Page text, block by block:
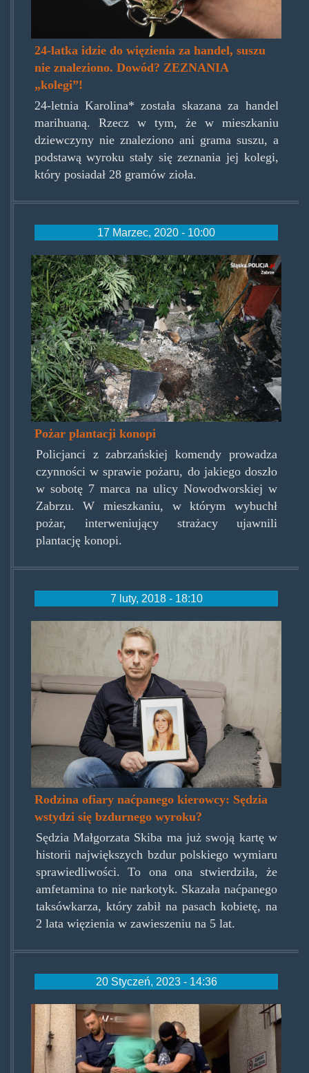
24-latka idzie do więzienia za handel, suszu
nie znaleziono. Dowód? ZEZNANIA
„kolegi”!
24-letnia Karolina* została skazana za handel
marihuaną. Rzecz w tym, że w mieszkaniu
dziewczyny nie znaleziono ani grama suszu, a
podstawą wyroku stały się zeznania jej kolegi,
który posiadał 28 gramów zioła.
17 Marzec, 2020 - 10:00
spalonaplantacja.jpg
Pożar plantacji konopi
Policjanci z zabrzańskiej komendy prowadza
czynności w sprawie pożaru, do jakiego doszło
w sobotę 7 marca na ulicy Nowodworskiej w
Zabrzu. W mieszkaniu, w którym wybuchł
pożar, interweniujący strażacy ujawnili
plantację konopi.
7 luty, 2018 - 18:10
070218a.jpg
Rodzina ofiary naćpanego kierowcy: Sędzia
wstydzi się bzdurnego wyroku?
Sędzia Małgorzata Skiba ma już swoją kartę w
historii największych bzdur polskiego wymiaru
sprawiedliwości. To ona ona stwierdziła, że
amfetamina to nie narkotyk. Skazała naćpanego
taksówkarza, który zabił na pasach kobietę, na
2 lata więzienia w zawieszeniu na 5 lat.
20 Styczeń, 2023 - 14:36
interwencja.png